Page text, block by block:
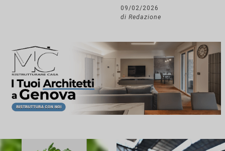
09/02/2026
di Redazione